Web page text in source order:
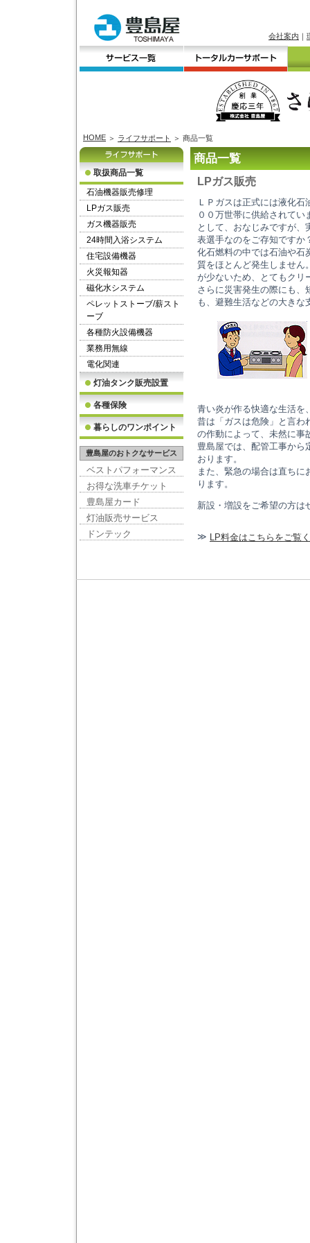
会社案内 ｜
HOME ＞ ライフサポート ＞ 商品一覧
商品一覧
LPガス販売
ＬＰガスは正式には液化
００万世帯に供給されて
として、おなじみですが
表選手なのをご存知ですか
化石燃料の中では石油や石
質をほとんど発生しません
が少ないため、とてもクリ
さらに災害発生の際にも、
も、避難生活などの大きな
青い炎が作る快適な生活を
昔は「ガスは危険」と言わ
の作動によって、未然に事
豊島屋では、配管工事から
おります。
また、緊急の場合は直ち
ります。
新設・増設をご希望の方は
≫ LP料金はこちらをご覧
取扱商品一覧
石油機器販売修理
LPガス販売
ガス機器販売
24時間入浴システム
住宅設備機器
火災報知器
磁化水システム
ペレットストーブ/薪スト
ーブ
各種防火設備機器
業務用無線
電化関連
灯油タンク販売設置
各種保険
暮らしのワンポイント
豊島屋のおトクなサービス
ベストパフォーマンス
お得な洗車チケット
豊島屋カード
灯油販売サービス
ドンテック